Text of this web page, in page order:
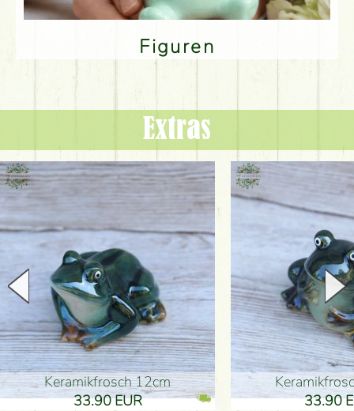
Figuren
Extras
Keramikfrosch 12cm
33.90 EUR
33.90